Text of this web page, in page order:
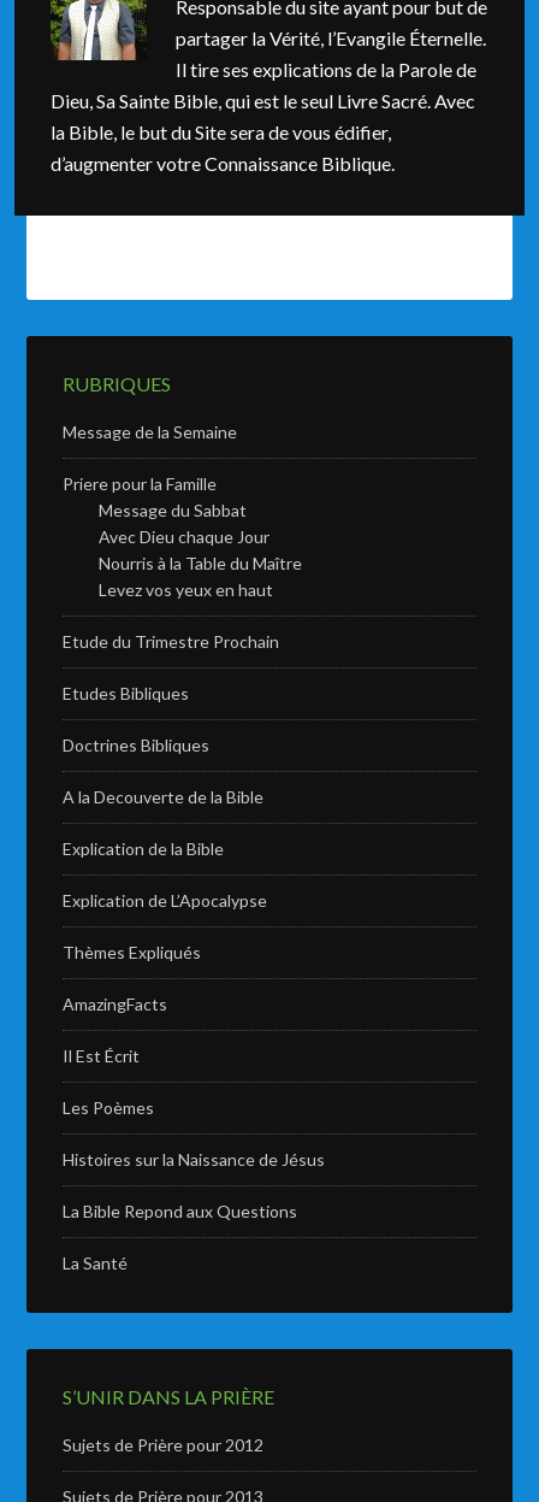
Responsable du site ayant pour but de
partager la Vérité, l’Evangile Éternelle.
Il tire ses explications de la Parole de
Dieu, Sa Sainte Bible, qui est le seul Livre Sacré. Avec
la Bible, le but du Site sera de vous édifier,
d’augmenter votre Connaissance Biblique.
RUBRIQUES
Message de la Semaine
Priere pour la Famille
Message du Sabbat
Avec Dieu chaque Jour
Nourris à la Table du Maître
Levez vos yeux en haut
Etude du Trimestre Prochain
Etudes Bibliques
Doctrines Bibliques
A la Decouverte de la Bible
Explication de la Bible
Explication de L’Apocalypse
Thèmes Expliqués
AmazingFacts
Il Est Écrit
Les Poèmes
Histoires sur la Naissance de Jésus
La Bible Repond aux Questions
La Santé
S’UNIR DANS LA PRIÈRE
Sujets de Prière pour 2012
Sujets de Prière pour 2013